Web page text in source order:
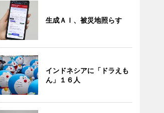
生成ＡＩ、被災地照らす
インドネシアに「ドラえも
ん」１６人